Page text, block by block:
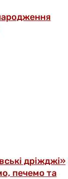
дріжджі»
печемо та